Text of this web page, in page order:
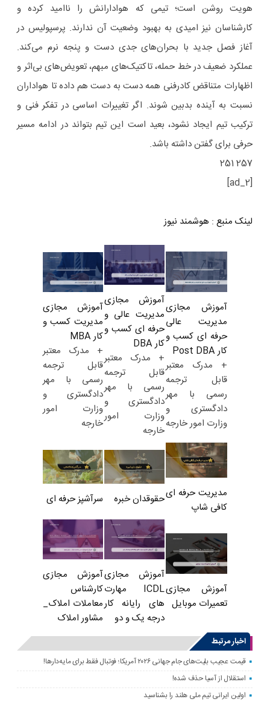
هویت روشن است؛ تیمی که هوادارانش را ناامید کرده و
کارشناسان نیز امیدی به بهبود وضعیت آن ندارند. پرسپولیس در
آغاز فصل جدید با بحران‌های جدی دست و پنجه نرم می‌کند.
عملکرد ضعیف در خط حمله، تاکتیک‌های مبهم، تعویض‌های بی‌اثر و
اظهارات متناقض کادرفنی همه دست به دست هم داده تا هواداران
نسبت به آینده بدبین شوند. اگر تغییرات اساسی در تفکر فنی و
ترکیب تیم ایجاد نشود، بعید است این تیم بتواند در ادامه مسیر
حرفی برای گفتن داشته باشد.
257 251
[ad_2]
لینک منبع : هوشمند نیوز
آموزش مجازی
مدیریت عالی
حرفه ای کسب و
کار Post DBA
+ مدرک معتبر
قابل ترجمه
رسمی با مهر
دادگستری و
وزارت امور خارجه
آموزش مجازی
مدیریت عالی و
حرفه ای کسب و
کار DBA
+ مدرک معتبر
قابل ترجمه
رسمی با مهر
دادگستری و
وزارت امور
خارجه
آموزش مجازی
مدیریت کسب و
کار MBA
+ مدرک معتبر
قابل ترجمه
رسمی با مهر
دادگستری و
وزارت امور
خارجه
مدیریت حرفه ای
کافی شاپ
حقوقدان خبره سرآشپز حرفه ای
آموزش مجازی
تعمیرات موبایل
آموزش مجازی
ICDL مهارت
های رایانه کار
درجه یک و دو
آموزش مجازی
کارشناس
معاملات املاک_
مشاور املاک
اخبار مرتبط
قیمت عجیب بلیت‌های جام جهانی ۲۰۲۶ آمریکا؛ فوتبال فقط برای مایه‌دارها!
استقلال از آسیا حذف شده!
اولین ایرانی تیم ملی هلند را بشناسید